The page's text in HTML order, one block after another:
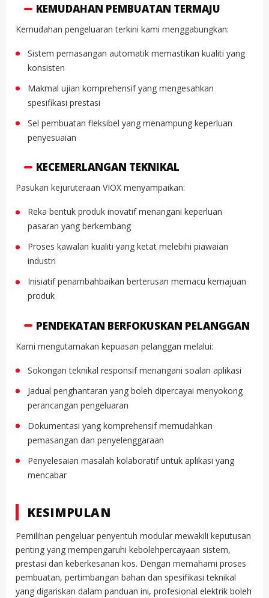
KEMUDAHAN PEMBUATAN TERMAJU
Kemudahan pengeluaran terkini kami menggabungkan:
Sistem pemasangan automatik memastikan kualiti yang
konsisten
Makmal ujian komprehensif yang mengesahkan
spesifikasi prestasi
Sel pembuatan fleksibel yang menampung keperluan
penyesuaian
KECEMERLANGAN TEKNIKAL
Pasukan kejuruteraan VIOX menyampaikan:
Reka bentuk produk inovatif menangani keperluan
pasaran yang berkembang
Proses kawalan kualiti yang ketat melebihi piawaian
industri
Inisiatif penambahbaikan berterusan memacu kemajuan
produk
PENDEKATAN BERFOKUSKAN PELANGGAN
Kami mengutamakan kepuasan pelanggan melalui:
Sokongan teknikal responsif menangani soalan aplikasi
Jadual penghantaran yang boleh dipercayai menyokong
perancangan pengeluaran
Dokumentasi yang komprehensif memudahkan
pemasangan dan penyelenggaraan
Penyelesaian masalah kolaboratif untuk aplikasi yang
mencabar
KESIMPULAN
Pemilihan pengeluar penyentuh modular mewakili keputusan
penting yang mempengaruhi kebolehpercayaan sistem,
prestasi dan keberkesanan kos. Dengan memahami proses
pembuatan, pertimbangan bahan dan spesifikasi teknikal
yang digariskan dalam panduan ini, profesional elektrik boleh